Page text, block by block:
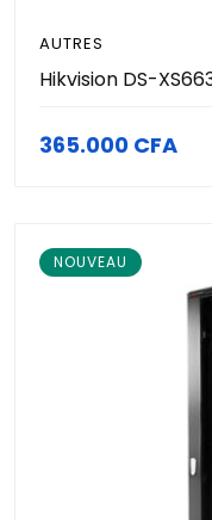
AUTRES
365.000 CFA
NOUVEAU